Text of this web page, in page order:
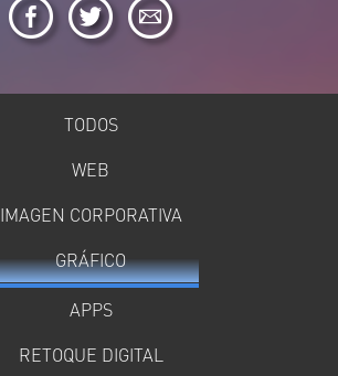
TODOS
WEB
IMAGEN CORPORATIVA
GRÁFICO
APPS
RETOQUE DIGITAL